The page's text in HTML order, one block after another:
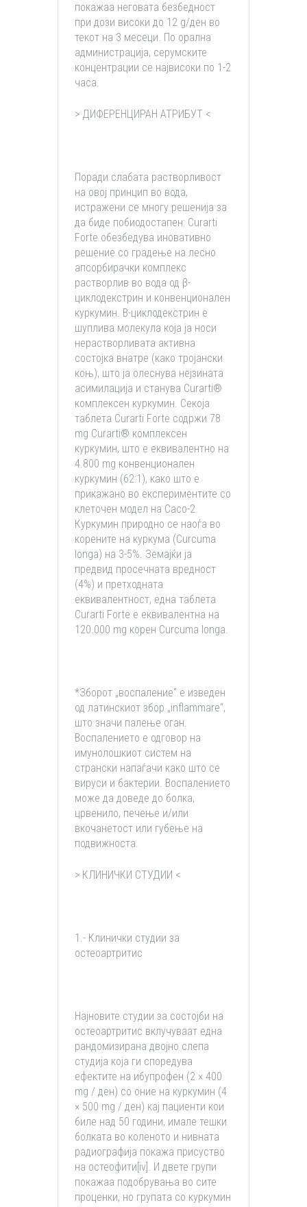
покажаа неговата безбедност
при дози високи до 12 g/ден во
текот на 3 месеци. По орална
администрација, серумските
концентрации се највисоки по 1-2
часа.
> ДИФЕРЕНЦИРАН АТРИБУТ <
Поради слабата растворливост
на овој принцип во вода,
истражени се многу решенија за
да биде побиодостапен: Curarti
Forte обезбедува иновативно
решение со градење на лесно
апсорбирачки комплекс
растворлив во вода од β-
циклодекстрин и конвенционален
куркумин. Β-циклодекстрин е
шуплива молекула која ја носи
нерастворливата активна
состојка внатре (како тројански
коњ), што ја олеснува нејзината
асимилација и станува Curarti®
комплексен куркумин. Секоја
таблета Curarti Forte содржи 78
mg Curarti® комплексен
куркумин, што е еквивалентно на
4.800 mg конвенционален
куркумин (62:1), како што е
прикажано во експериментите со
клеточен модел на Caco-2.
Куркумин природно се наоѓа во
корените на куркума (Curcuma
longa) на 3-5%. Земајќи ја
предвид просечната вредност
(4%) и претходната
еквивалентност, една таблета
Curarti Forte е еквивалентна на
120.000 mg корен Curcuma longa.
*Зборот „воспаление“ е изведен
од латинскиот збор „inflammare“,
што значи палење оган.
Воспалението е одговор на
имунолошкиот систем на
странски напаѓачи како што се
вируси и бактерии. Воспалението
може да доведе до болка,
црвенило, печење и/или
вкочанетост или губење на
подвижноста.
> КЛИНИЧКИ СТУДИИ <
1.- Клинички студии за
остеоартритис
Најновите студии за состојби на
остеоартритис вклучуваат една
рандомизирана двојно слепа
студија која ги споредува
ефектите на ибупрофен (2 × 400
mg / ден) со оние на куркумин (4
× 500 mg / ден) кај пациенти кои
биле над 50 години, имале тешки
болката во коленото и нивната
радиографија покажа присуство
на остеофити[iv]. И двете групи
покажаа подобрувања во сите
проценки, но групата со куркумин